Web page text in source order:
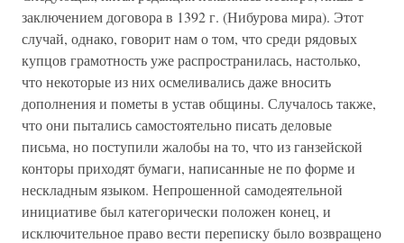
заключением договора в 1392 г. (Нибурова мира). Этот
случай, однако, говорит нам о том, что среди рядовых
купцов грамотность уже распространилась, настолько,
что некоторые из них осмеливались даже вносить
дополнения и пометы в устав общины. Случалось также,
что они пытались самостоятельно писать деловые
письма, но поступили жалобы на то, что из ганзейской
конторы приходят бумаги, написанные не по форме и
нескладным языком. Непрошенной самодеятельной
инициативе был категорически положен конец, и
исключительное право вести переписку было возвращено